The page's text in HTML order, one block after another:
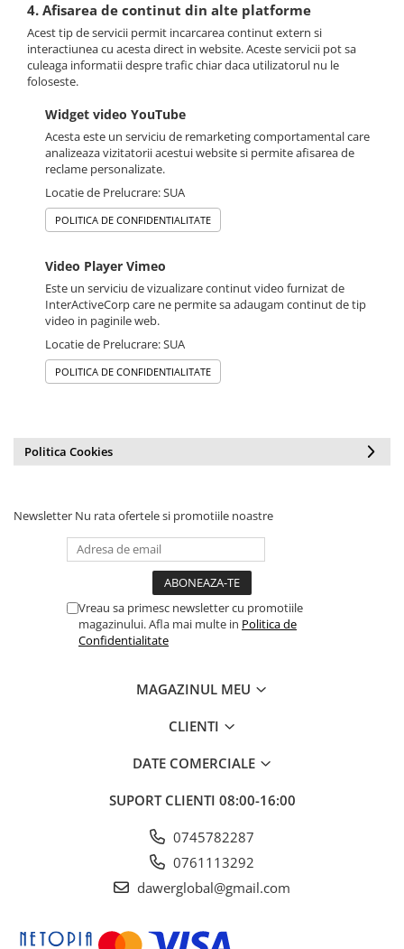
4. Afisarea de continut din alte platforme
Acest tip de servicii permit incarcarea continut extern si
interactiunea cu acesta direct in website. Aceste servicii pot sa
culeaga informatii despre trafic chiar daca utilizatorul nu le
foloseste.
Widget video YouTube
Acesta este un serviciu de remarketing comportamental care
analizeaza vizitatorii acestui website si permite afisarea de
reclame personalizate.
Locatie de Prelucrare: SUA
POLITICA DE CONFIDENTIALITATE
Video Player Vimeo
Este un serviciu de vizualizare continut video furnizat de
InterActiveCorp care ne permite sa adaugam continut de tip
video in paginile web.
Locatie de Prelucrare: SUA
POLITICA DE CONFIDENTIALITATE
Politica Cookies
Newsletter Nu rata ofertele si promotiile noastre
Vreau sa primesc newsletter cu promotiile
magazinului. Afla mai multe in Politica de
Confidentialitate
MAGAZINUL MEU
CLIENTI
DATE COMERCIALE
SUPORT CLIENTI 08:00-16:00
0745782287
0761113292
dawerglobal@gmail.com